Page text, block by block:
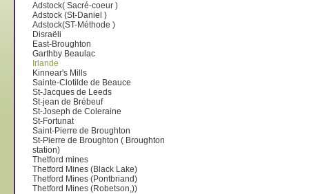
Adstock( Sacré-coeur )
Adstock (St-Daniel )
Adstock(ST-Méthode )
Disraëli
East-Broughton
Garthby Beaulac
Irlande
Kinnear's Mills
Sainte-Clotilde de Beauce
St-Jacques de Leeds
St-jean de Brébeuf
St-Joseph de Coleraine
St-Fortunat
Saint-Pierre de Broughton
St-Pierre de Broughton ( Broughton
station)
Thetford mines
Thetford Mines (Black Lake)
Thetford Mines (Pontbriand)
Thetford Mines (Robetson,))